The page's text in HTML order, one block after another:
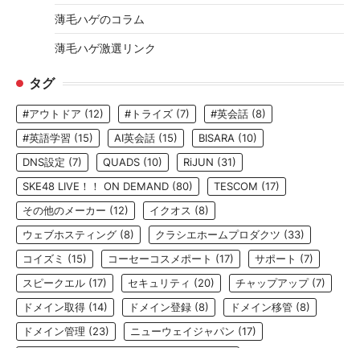
薄毛ハゲのコラム
薄毛ハゲ激選リンク
タグ
#アウトドア (12) #トライズ (7) #英会話 (8)
#英語学習 (15) AI英会話 (15) BISARA (10)
DNS設定 (7) QUADS (10) RiJUN (31)
SKE48 LIVE！！ ON DEMAND (80) TESCOM (17)
その他のメーカー (12) イクオス (8)
ウェブホスティング (8) クラシエホームプロダクツ (33)
コイズミ (15) コーセーコスメポート (17) サポート (7)
スピークエル (17) セキュリティ (20) チャップアップ(7)
ドメイン取得 (14) ドメイン登録 (8) ドメイン移管 (8)
ドメイン管理 (23) ニューウェイジャパン (17)